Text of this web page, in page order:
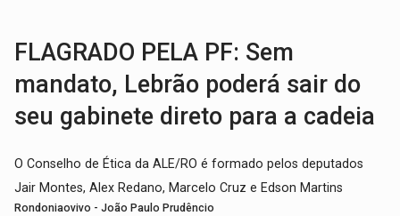
FLAGRADO PELA PF: Sem
mandato, Lebrão poderá sair do
seu gabinete direto para a cadeia
O Conselho de Ética da ALE/RO é formado pelos deputados
Jair Montes, Alex Redano, Marcelo Cruz e Edson Martins
Rondoniaovivo - João Paulo Prudêncio